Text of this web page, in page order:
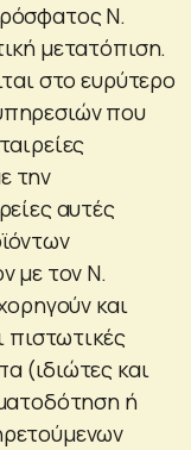
Ν.
μετατόπιση.
στο ευρύτερο
που
την
αυτές
με τον Ν.
και
πιστωτικές
(ιδιώτες και
ή